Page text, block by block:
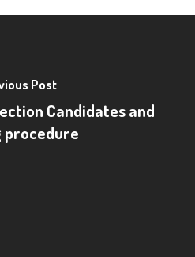
Post
Candidates and
procedure